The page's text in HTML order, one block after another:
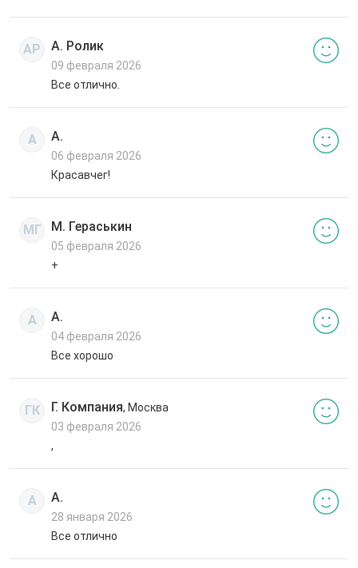
АР А. Ролик
09 февраля 2026
Все отлично.
А А.
06 февраля 2026
Красавчег!
МГ М. Гераськин
05 февраля 2026
+
А А.
04 февраля 2026
Все хорошо
ГК Г. Компания, Москва
03 февраля 2026
,
А А.
28 января 2026
Все отлично